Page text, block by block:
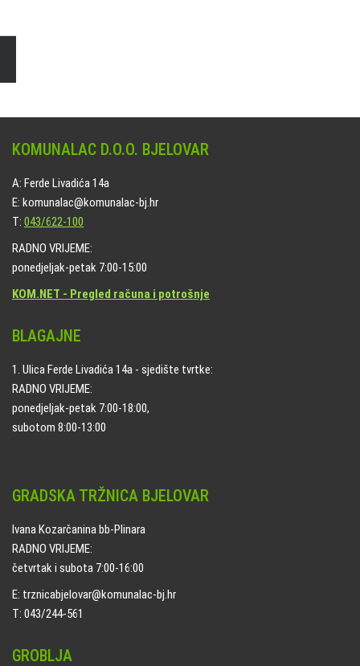
KOMUNALAC D.O.O. BJELOVAR
A: Ferde Livadića 14a
E: komunalac@komunalac-bj.hr
T: 043/622-100
RADNO VRIJEME:
ponedjeljak-petak 7:00-15:00
KOM.NET - Pregled računa i potrošnje
BLAGAJNE
1. Ulica Ferde Livadića 14a - sjedište tvrtke:
RADNO VRIJEME:
ponedjeljak-petak 7:00-18:00,
subotom 8:00-13:00
GRADSKA TRŽNICA BJELOVAR
Ivana Kozarčanina bb-Plinara
RADNO VRIJEME:
četvrtak i subota 7:00-16:00
E: trznicabjelovar@komunalac-bj.hr
T: 043/244-561
GROBLJA